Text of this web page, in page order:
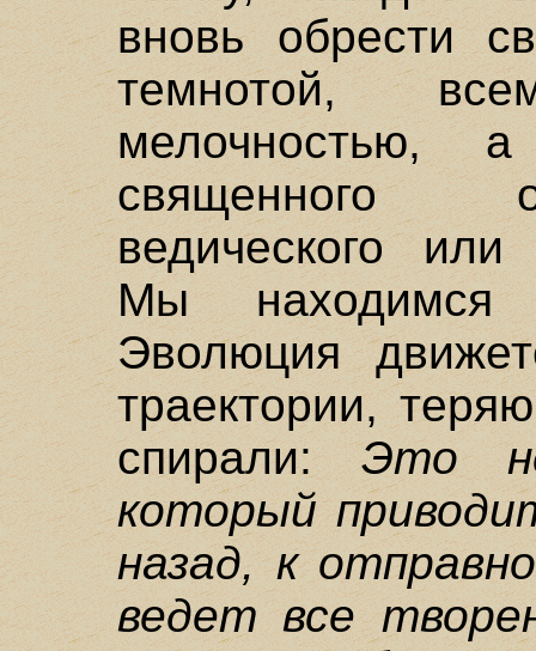
вновь обрести
темнотой,
мелочностью,
священного
ведического
Мы
Эволюция
траектории,
спирали:Это
который
назад, к
ведет все